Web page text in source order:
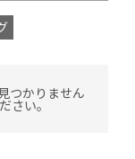
つかりません
さい。